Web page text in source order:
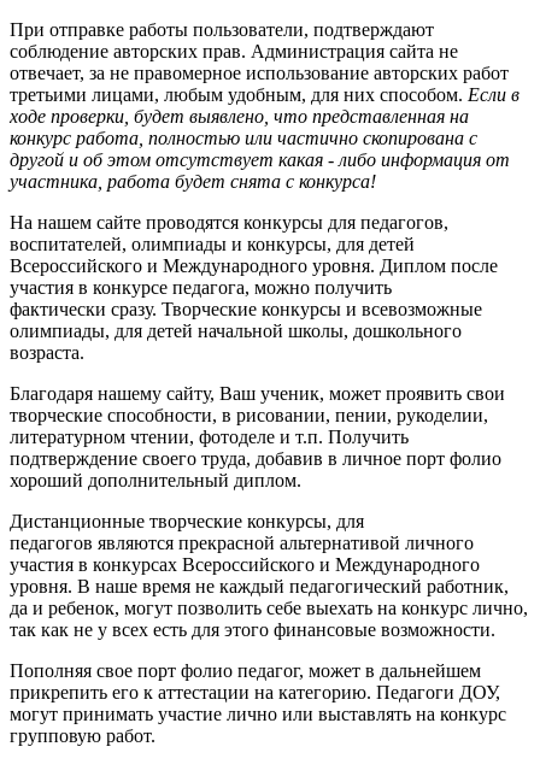
При отправке работы пользователи, подтверждают
соблюдение авторских прав. Администрация сайта не
отвечает, за не правомерное использование авторских работ
третьими лицами, любым удобным, для них способом. Если в
ходе проверки, будет выявлено, что представленная на
конкурс работа, полностью или частично скопирована с
другой и об этом отсутствует какая - либо информация от
участника, работа будет снята с конкурса!
На нашем сайте проводятся конкурсы для педагогов,
воспитателей, олимпиады и конкурсы, для детей
Всероссийского и Международного уровня. Диплом после
участия в конкурсе педагога, можно получить
фактически сразу. Творческие конкурсы и всевозможные
олимпиады, для детей начальной школы, дошкольного
возраста.
Благодаря нашему сайту, Ваш ученик, может проявить свои
творческие способности, в рисовании, пении, рукоделии,
литературном чтении, фотоделе и т.п. Получить
подтверждение своего труда, добавив в личное порт фолио
хороший дополнительный диплом.
Дистанционные творческие конкурсы, для
педагогов являются прекрасной альтернативой личного
участия в конкурсах Всероссийского и Международного
уровня. В наше время не каждый педагогический работник,
да и ребенок, могут позволить себе выехать на конкурс лично,
так как не у всех есть для этого финансовые возможности.
Пополняя свое порт фолио педагог, может в дальнейшем
прикрепить его к аттестации на категорию. Педагоги ДОУ,
могут принимать участие лично или выставлять на конкурс
групповую работ.